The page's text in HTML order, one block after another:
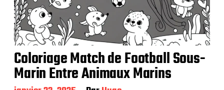
Coloriage Match de Football Sous-
Marin Entre Animaux Marins